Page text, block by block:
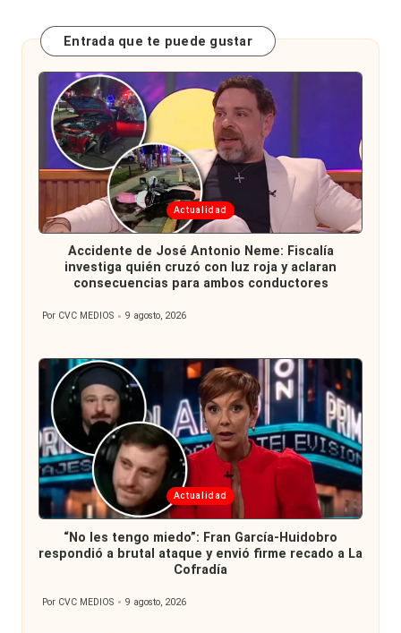
Entrada que te puede gustar
Publicada
en
Actualidad
Accidente de José Antonio Neme: Fiscalía
investiga quién cruzó con luz roja y aclaran
consecuencias para ambos conductores
Por CVC MEDIOS 9 agosto, 2026
Publicada
en
Actualidad
“No les tengo miedo”: Fran García-Huidobro
respondió a brutal ataque y envió firme recado a La
Cofradía
Publicado
Por CVC MEDIOS 9 agosto, 2026